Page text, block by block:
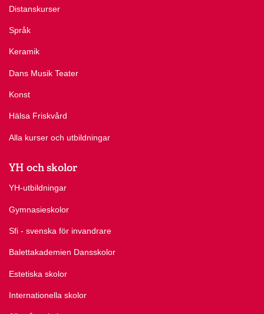
Distanskurser
Språk
Keramik
Dans Musik Teater
Konst
Hälsa Friskvård
Alla kurser och utbildningar
YH och skolor
YH-utbildningar
Gymnasieskolor
Sfi - svenska för invandrare
Balettakademien Dansskolor
Estetiska skolor
Internationella skolor